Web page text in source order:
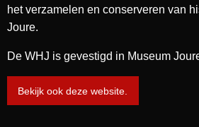
het verzamelen en conserveren van
Joure.
De WHJ is gevestigd in Museum
Bekijk ook deze website.